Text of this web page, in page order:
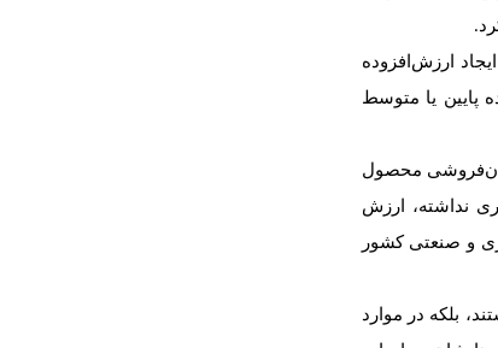
.
ارزش‌‌‌‌‌افزوده
پایین یا متوسط
محصول
نداشته، ارزش
و صنعتی کشور
بلکه در موارد